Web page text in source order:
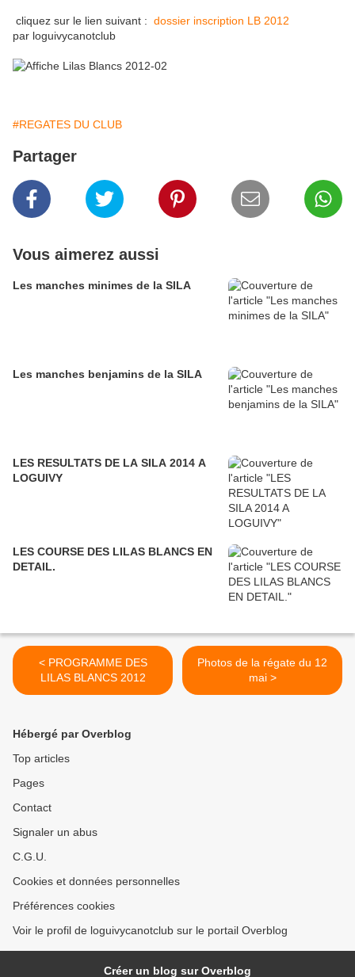
cliquez sur le lien suivant : dossier inscription LB 2012
par loguivycanotclub
#REGATES DU CLUB
Partager
Vous aimerez aussi
Les manches minimes de la SILA
Les manches benjamins de la SILA
LES RESULTATS DE LA SILA 2014 A
LOGUIVY
LES COURSE DES LILAS BLANCS EN
DETAIL.
< PROGRAMME DES
LILAS BLANCS 2012
Photos de la régate du 12
mai >
Hébergé par Overblog
Top articles
Pages
Contact
Signaler un abus
C.G.U.
Cookies et données personnelles
Préférences cookies
Voir le profil de loguivycanotclub sur le portail Overblog
Créer un blog sur Overblog